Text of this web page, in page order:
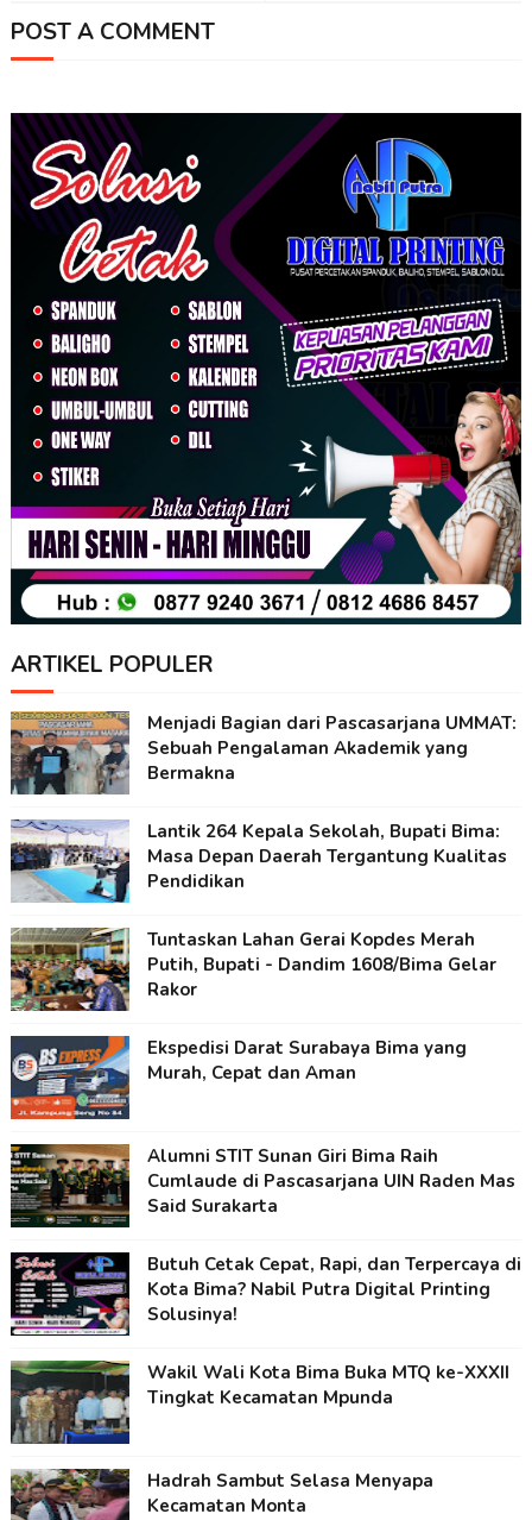
POST A COMMENT
ARTIKEL POPULER
Menjadi Bagian dari Pascasarjana UMMAT:
Sebuah Pengalaman Akademik yang
Bermakna
Lantik 264 Kepala Sekolah, Bupati Bima:
Masa Depan Daerah Tergantung Kualitas
Pendidikan
Tuntaskan Lahan Gerai Kopdes Merah
Putih, Bupati - Dandim 1608/Bima Gelar
Rakor
Ekspedisi Darat Surabaya Bima yang
Murah, Cepat dan Aman
Alumni STIT Sunan Giri Bima Raih
Cumlaude di Pascasarjana UIN Raden Mas
Said Surakarta
Butuh Cetak Cepat, Rapi, dan Terpercaya di
Kota Bima? Nabil Putra Digital Printing
Solusinya!
Wakil Wali Kota Bima Buka MTQ ke-XXXII
Tingkat Kecamatan Mpunda
Hadrah Sambut Selasa Menyapa
Kecamatan Monta